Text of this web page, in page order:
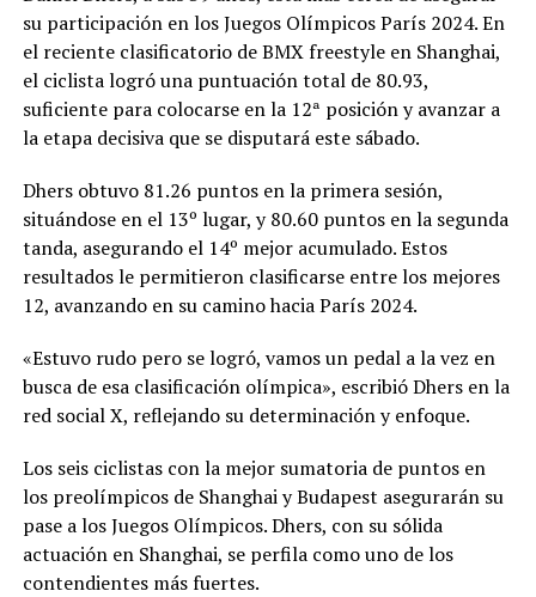
su participación en los Juegos Olímpicos París 2024. En
el reciente clasificatorio de BMX freestyle en Shanghai,
el ciclista logró una puntuación total de 80.93,
suficiente para colocarse en la 12ª posición y avanzar a
la etapa decisiva que se disputará este sábado.
Dhers obtuvo 81.26 puntos en la primera sesión,
situándose en el 13º lugar, y 80.60 puntos en la segunda
tanda, asegurando el 14º mejor acumulado. Estos
resultados le permitieron clasificarse entre los mejores
12, avanzando en su camino hacia París 2024.
«Estuvo rudo pero se logró, vamos un pedal a la vez en
busca de esa clasificación olímpica», escribió Dhers en la
red social X, reflejando su determinación y enfoque.
Los seis ciclistas con la mejor sumatoria de puntos en
los preolímpicos de Shanghai y Budapest asegurarán su
pase a los Juegos Olímpicos. Dhers, con su sólida
actuación en Shanghai, se perfila como uno de los
contendientes más fuertes.